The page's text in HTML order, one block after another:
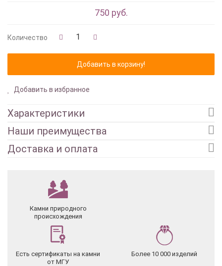
750 руб.
Количество
Добавить в избранное
Характеристики
Наши преимущества
Доставка и оплата
Камни природного
происхождения
Есть сертификаты на камни
от МГУ
Более 10 000 изделий